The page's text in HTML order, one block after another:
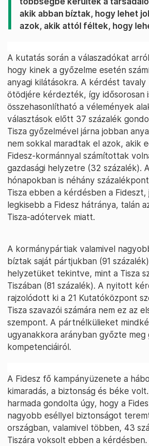
akik abban bíztak, hogy lehet
azok, akik attól féltek, hogy
A kutatás során a válaszadókat
hogy kinek a győzelme esetén
anyagi kilátásokra. A kérdést
ötödjére kérdezték, így idősorosan
összehasonlítható a vélemények
választások előtt 37 százalék
Tisza győzelmével járna jobban
nem sokkal maradtak el azok, akik
Fidesz-kormánnyal számítottak
gazdasági helyzetre (32 százalék).
hónapokban is néhány
Tisza ebben a kérdésben a
legkisebb a Fidesz hátránya, talán
Tisza-adótervek miatt.
A kormánypártiak valamivel
bíztak saját pártjukban (91
helyzetüket tekintve, mint a Tisza
Tiszában (81 százalék). A nyitott
rajzolódott ki a 21 Kutatóközpont
Tisza szavazói számára nem ez az
szempont. A pártnélkülieket
ugyanakkora arányban győzte meg
kompetenciáiról.
A Fidesz fő kampányüzenete a
kimaradás, a biztonság és béke
harmada gondolta úgy, hogy a
nagyobb eséllyel biztonságot
országban, valamivel többen, 43
Tiszára voksolt ebben a kérdésben.